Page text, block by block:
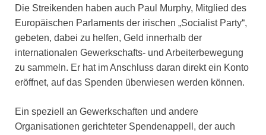
Die Streikenden haben auch Paul Murphy, Mitglied des
Europäischen Parlaments der irischen „Socialist Party“,
gebeten, dabei zu helfen, Geld innerhalb der
internationalen Gewerkschafts- und Arbeiterbewegung
zu sammeln. Er hat im Anschluss daran direkt ein Konto
eröffnet, auf das Spenden überwiesen werden können.
Ein speziell an Gewerkschaften und andere
Organisationen gerichteter Spendenappell, der auch